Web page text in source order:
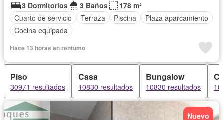
3 Dormitorios
3 Baños
178 m²
Cuarto de servicio
Terraza Piscina
Plaza aparcamiento
Cocina equipada
Hace 13 horas en rentumo
Piso
30971 resultados
Casa
10830 resultados
Bungalow
10830 resultados
Nuevo